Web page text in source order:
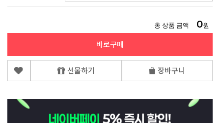
총 상품 금액 0원
바로구매
선물하기 장바구니